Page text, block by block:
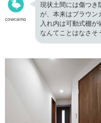
cowcamo
現状土間には傷つき
が、本来はブラウン
入れ内は可動式棚
なんてことはなさそ